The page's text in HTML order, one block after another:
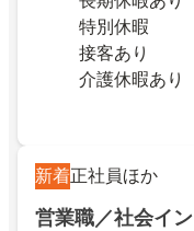
特別休暇
接客あり
介護休暇あり
新着正社員ほか
営業職／社会イ